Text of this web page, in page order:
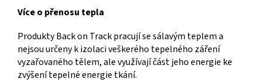
Více o přenosu tepla
Produkty Back on Track pracují se sálavým teplem a
nejsou určeny k izolaci veškerého tepelného záření
vyzařovaného tělem, ale využívají část jeho energie ke
zvýšení tepelné energie tkání.